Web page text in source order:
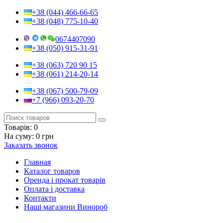
+38 (044) 466-66-65
+38 (048) 775-10-40
0674407090
+38 (050) 915-31-91
+38 (063) 720 90 15
+38 (061) 214-20-14
+38 (067) 500-79-09
+7 (966) 093-20-70
Товарів: 0
На суму: 0 грн
Заказать звонок
Главная
Каталог товаров
Оренда і прокат товарів
Оплата і доставка
Контакти
Наші магазини Винороб